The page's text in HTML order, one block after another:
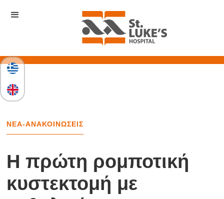
ΝΕΑ-ΑΝΑΚΟΙΝΩΣΕΙΣ
Η πρώτη ρομποτική
κυστεκτομή με